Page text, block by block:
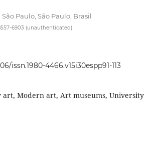
Paulo, São Paulo, Brasil
6903 (unauthenticated)
issn.1980-4466.v15i30espp91-113
art, Modern art, Art museums, University